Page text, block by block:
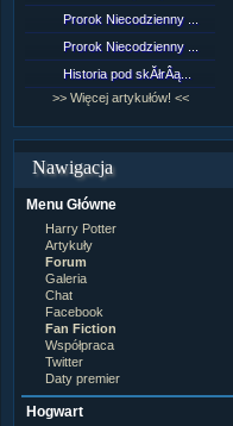
Prorok Niecodzienny ...
Prorok Niecodzienny ...
Historia pod skĂłrÂą...
>> Więcej artykułów! <<
Nawigacja
Menu Główne
Harry Potter
Artykuły
Forum
Galeria
Chat
Facebook
Fan Fiction
Współpraca
Twitter
Daty premier
Hogwart